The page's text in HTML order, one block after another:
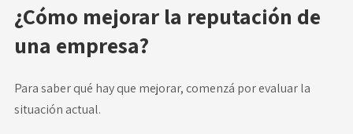
¿Cómo mejorar la reputación de
una empresa?
Para saber qué hay que mejorar, comenzá por evaluar la
situación actual.